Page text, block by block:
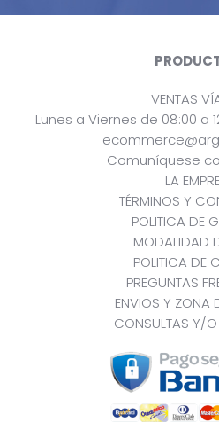
VENTAS
Lunes a Viernes de 08:00 a
Comuníquese
LA
TÉRMINOS Y
POLITICA DE
MODALIDAD
POLITICA DE
PREGUNTAS
ENVIOS Y ZONA
CONSULTAS Y/